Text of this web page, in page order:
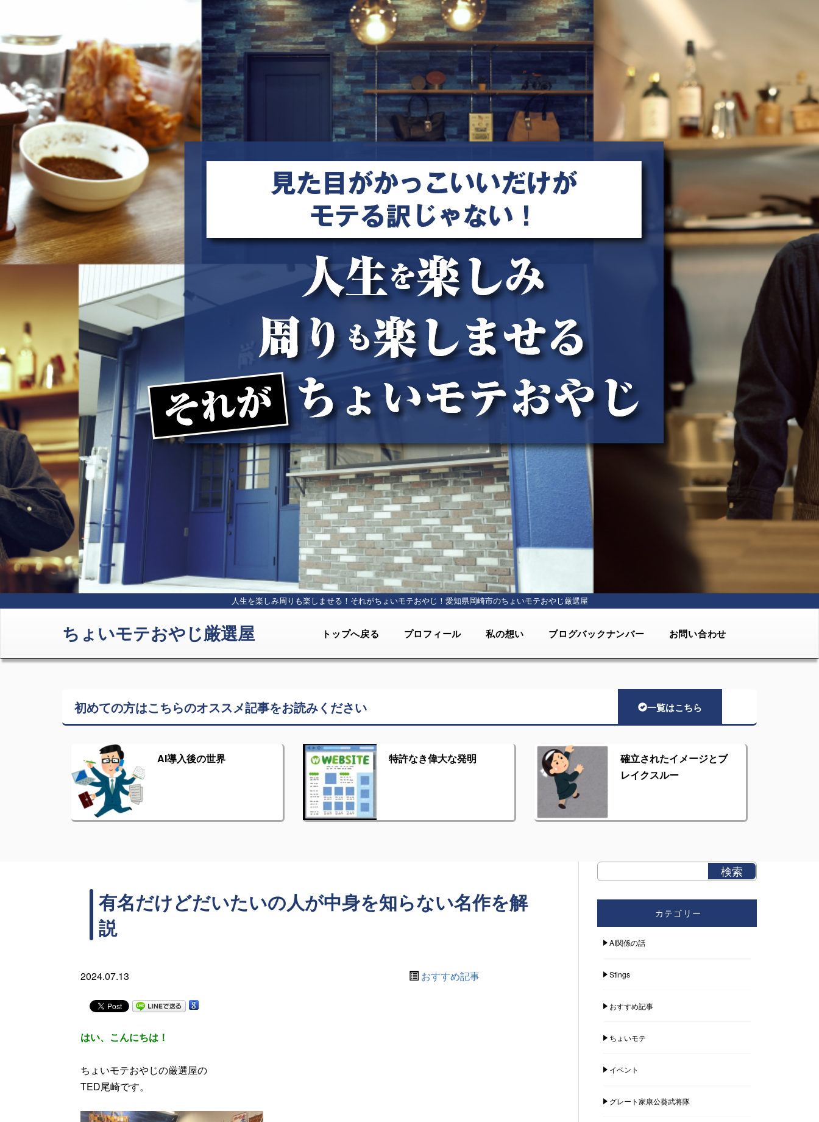
人生を楽しみ周りも楽しませる！それがちょいモテおやじ！ 愛知県岡崎市のちょいモテおやじ厳選屋
ちょいモテおやじ厳選屋 トップへ戻る プロフィール 私の想い ブログバックナンバー お問い合わせ
初めての方はこちらのオススメ記事をお読みください 一覧はこちら
AI導入後の世界 特許なき偉大な発明
確立されたイメージとブ
レイクスルー
有名だけどだいたいの人が中身を知らない名作を解
説
2024.07.13 おすすめ記事
はい、こんにちは！
ちょいモテおやじの厳選屋の
TED尾崎です。
カテゴリー
AI関係の話
Stings
おすすめ記事
ちょいモテ
イベント
グレート家康公葵武将隊